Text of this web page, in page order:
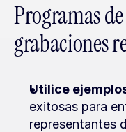
Programas
grabaciones
Utilice
exitosas para
representantes